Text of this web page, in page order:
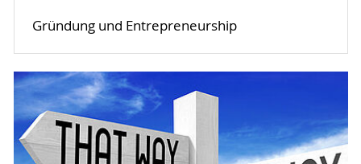
Gründung und Entrepreneurship